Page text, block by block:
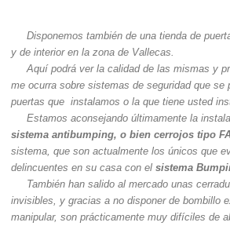
Disponemos también de una tienda de
y de interior en la zona de Vallecas.
Aquí podrá ver la calidad de las mismas y
me ocurra sobre sistemas de seguridad que se
puertas que instalamos o la que tiene usted
Estamos aconsejando últimamente la
sistema antibumping, o bien cerrojos tipo
sistema, que son actualmente los únicos que
delincuentes en su casa con el sistema
También han salido al mercado unas
invisibles, y gracias a no disponer de bombillo
manipular, son prácticamente muy difíciles de